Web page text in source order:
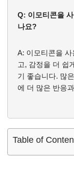
Q: 이모티콘을
나요?
A: 이모티콘을
고, 감정을 더 쉽
기 좋습니다. 많
에 더 많은 반응
Table of